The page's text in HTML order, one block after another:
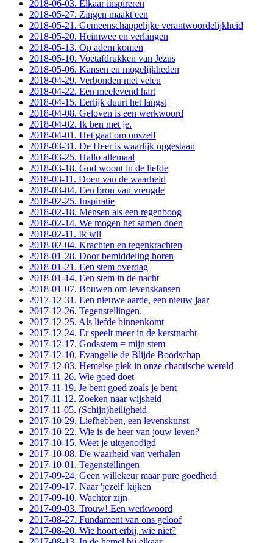
2018-06-03. Elkaar inspireren
2018-05-27. Zingen maakt een
2018-05-21. Gemeenschappelijke verantwoordelijkheid
2018-05-20. Heimwee en verlangen
2018-05-13. Op adem komen
2018-05-10. Voetafdrukken van Jezus
2018-05-06. Kansen en mogelijkheden
2018-04-29. Verbonden met velen
2018-04-22. Een meelevend hart
2018-04-15. Eerlijk duurt het langst
2018-04-08. Geloven is een werkwoord
2018-04-02. Ik ben met je.
2018-04-01. Het gaat om onszelf
2018-03-31. De Heer is waarlijk opgestaan
2018-03-25. Hallo allemaal
2018-03-18. God woont in de liefde
2018-03-11. Doen van de waarheid
2018-03-04. Een bron van vreugde
2018-02-25. Inspiratie
2018-02-18. Mensen als een regenboog
2018-02-14. We mogen het samen doen
2018-02-11. Ik wil
2018-02-04. Krachten en tegenkrachten
2018-01-28. Door bemiddeling horen
2018-01-21. Een stem overdag
2018-01-14. Een stem in de nacht
2018-01-07. Bouwen om levenskansen
2017-12-31. Een nieuwe aarde, een nieuw jaar
2017-12-26. Tegenstellingen.
2017-12-25. Als liefde binnenkomt
2017-12-24. Er speelt meer in de kerstnacht
2017-12-17. Godsstem = mijn stem
2017-12-10. Evangelie de Blijde Boodschap
2017-12-03. Hemelse plek in onze chaotische wereld
2017-11-26. Wie goed doet
2017-11-19. Je bent goed zoals je bent
2017-11-12. Zoeken naar wijsheid
2017-11-05. (Schijn)heiligheid
2017-10-29. Liefhebben, een levenskunst
2017-10-22. Wie is de heer van jouw leven?
2017-10-15. Weet je uitgenodigd
2017-10-08. De waarheid van verhalen
2017-10-01. Tegenstellingen
2017-09-24. Geen willekeur maar pure goedheid
2017-09-17. Naar 'jezelf' kijken
2017-09-10. Wachter zijn
2017-09-03. Trouw! Een werkwoord
2017-08-27. Fundament van ons geloof
2017-08-20. Wie hoort erbij, wie niet?